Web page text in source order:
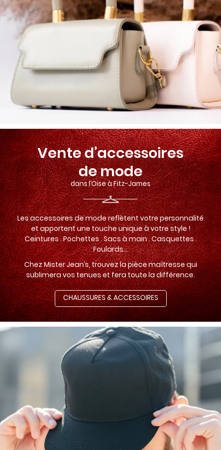
Vente d’accessoires
de mode
dans l’Oise à Fitz-James
Les accessoires de mode reflètent votre personnalité
et apportent une touche unique à votre style !
Ceintures . Pochettes . Sacs à main . Casquettes .
Foulards...
Chez Mister Jean’s, trouvez la pièce maîtresse qui
sublimera vos tenues et fera toute la différence.
CHAUSSURES & ACCESSOIRES